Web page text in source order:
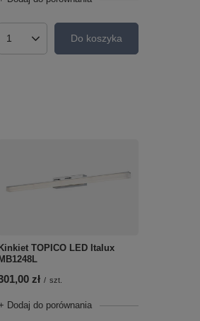
Ilość produktówDo koszyka
Kinkiet TOPICO LED Italux
MB1248L
zł / szt.
Dodaj do porównania